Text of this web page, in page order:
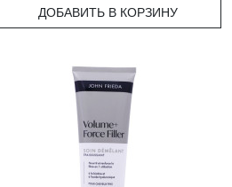
ДОБАВИТЬ В КОРЗИНУ